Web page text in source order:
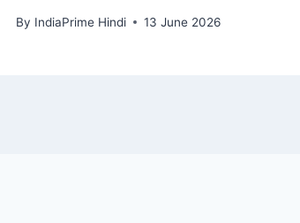
By IndiaPrime Hindi 13 June 2026